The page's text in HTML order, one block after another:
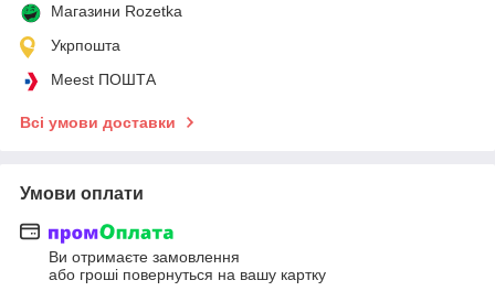
Магазини Rozetka
Укрпошта
Meest ПОШТА
Всі умови доставки
Умови оплати
Ви отримаєте замовлення
або гроші повернуться на вашу картку